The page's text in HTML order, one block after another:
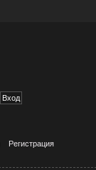
Регистрация